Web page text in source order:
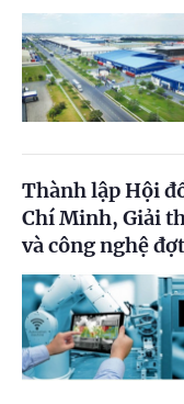
Thành lập Hội
Chí Minh, Giải
và công nghệ